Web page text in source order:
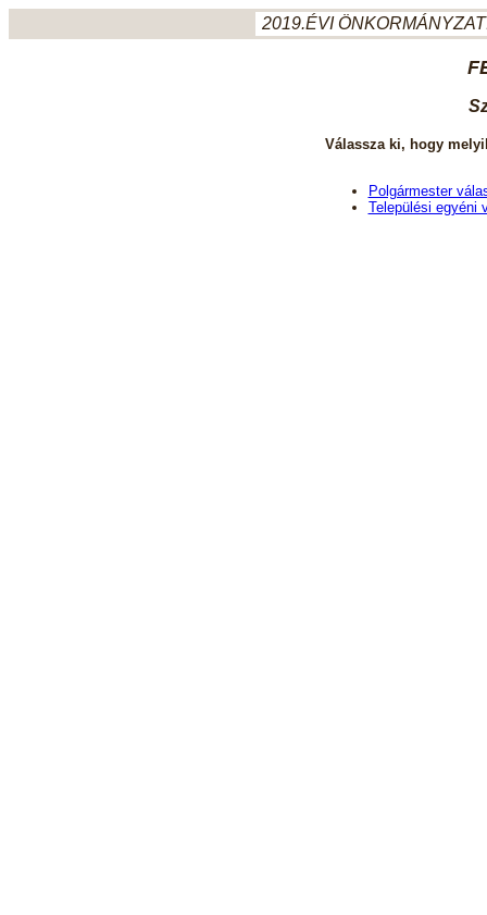
2019.ÉVI
Válassza ki, hogy
Polgármester
Települési egyéni